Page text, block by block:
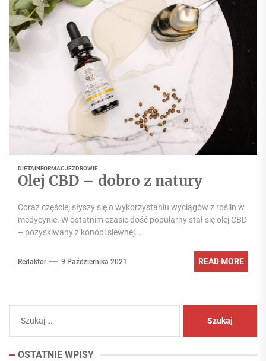
DIETAINFORMACJEZDROWIE
Olej CBD – dobro z natury
Coraz częściej słyszy się o wykorzystaniu wyciągów z roślin w
medycynie. W ostatnim czasie dość popularny stał się olej CBD
– pozyskiwany z konopi siewnej....
Redaktor 9 Października 2021 READ MORE
OSTATNIE WPISY